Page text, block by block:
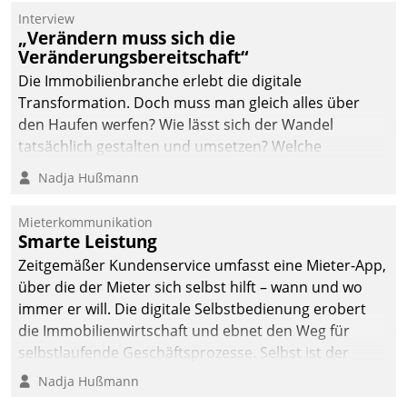
integrieren.
Interview
„Verändern muss sich die
Veränderungsbereitschaft“
Die Immobilienbranche erlebt die digitale
Transformation. Doch muss man gleich alles über
den Haufen werfen? Wie lässt sich der Wandel
tatsächlich gestalten und umsetzen? Welche
Argumente zählen wirklich?
Nadja Hußmann
Mieterkommunikation
Smarte Leistung
Zeitgemäßer Kundenservice umfasst eine Mieter-App,
über die der Mieter sich selbst hilft – wann und wo
immer er will. Die digitale Selbstbedienung erobert
die Immobilienwirtschaft und ebnet den Weg für
selbstlaufende Geschäftsprozesse. Selbst ist der
Kunde und smart der Serviceanbieter.
Nadja Hußmann